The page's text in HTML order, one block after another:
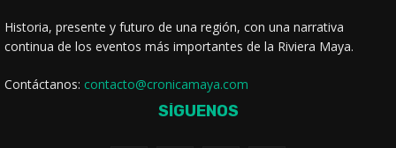
Historia, presente y futuro de una región, con una narrativa
continua de los eventos más importantes de la Riviera Maya.
Contáctanos: contacto@cronicamaya.com
SÍGUENOS